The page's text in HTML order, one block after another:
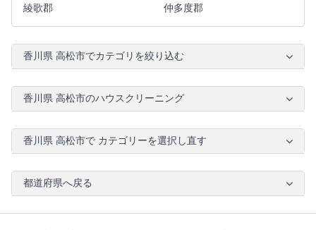
綾歌郡
仲多度郡
香川県 高松市でカテゴリを絞り込む
香川県 高松市のハウスクリーニング
香川県 高松市で カテゴリーを選択し直す
都道府県へ戻る